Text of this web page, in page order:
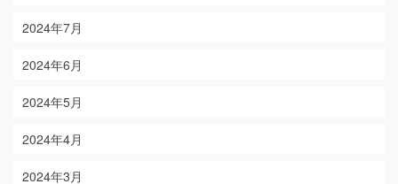
2024年7月
2024年6月
2024年5月
2024年4月
2024年3月